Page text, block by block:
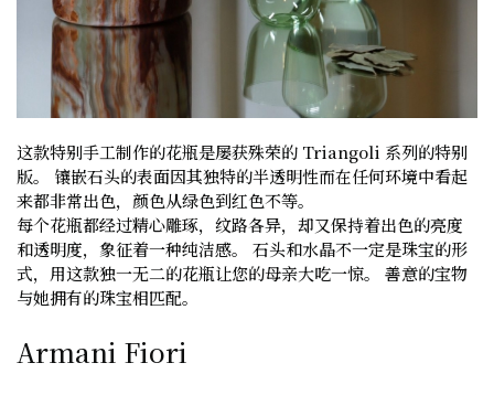
这款特别手工制作的花瓶是屡获殊荣的 Triangoli 系列的特别
版。 镶嵌石头的表面因其独特的半透明性而在任何环境中看起
来都非常出色，颜色从绿色到红色不等。
每个花瓶都经过精心雕琢，纹路各异，却又保持着出色的亮度
和透明度，象征着一种纯洁感。 石头和水晶不一定是珠宝的形
式，用这款独一无二的花瓶让您的母亲大吃一惊。 善意的宝物
与她拥有的珠宝相匹配。
Armani Fiori